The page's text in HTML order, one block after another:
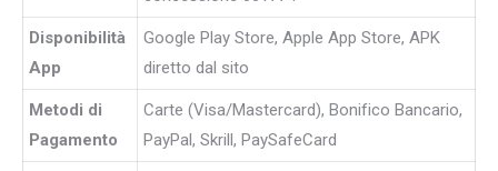
Disponibilità
App
Google Play Store, Apple App Store, APK
diretto dal sito
Metodi di
Pagamento
Carte (Visa/Mastercard), Bonifico Bancario,
PayPal, Skrill, PaySafeCard